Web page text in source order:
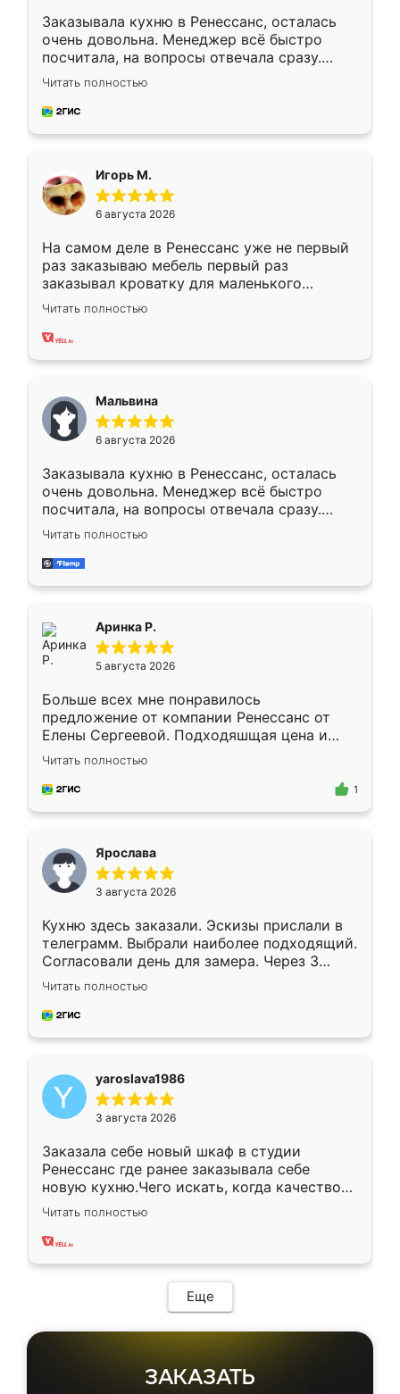
Заказывала кухню в Ренессанс, осталась
очень довольна. Менеджер всё быстро
посчитала, на вопросы отвечала сразу.
Замерщик приехал в субботу, подошёл к
делу со всей ответственностью. Собрали
за день, ребята работали аккуратно, даже
Читать полностью
Игорь М.
6 августа 2026
На самом деле в Ренессанс уже не первый
раз заказываю мебель первый раз
заказывал кроватку для маленького
ребёнка при его рождении ,во второй раз
заказал шкаф-купе. По качеству очень
хорошее сборка достаточно быстрая,
меньше, здесь же он более разнообразный.
Мне нравится ,если что-то потребуется из
мебели буду заказывать только здесь.
Читать полностью
Мальвина
6 августа 2026
Заказывала кухню в Ренессанс, осталась
очень довольна. Менеджер всё быстро
посчитала, на вопросы отвечала сразу.
Замерщик приехал в субботу, подошёл к
делу со всей ответственностью. Собрали
за день, ребята работали аккуратно, даже
Читать полностью
Аринка Р.
5 августа 2026
Больше всех мне понравилось
предложение от компании Ренессанс от
Елены Сергеевой. Подходяшщая цена и
короткие сроки изготовления. Приехавший
для замера сотрудник Владислав
предложил по моему эскизу самый
Читать полностью
1
Ярослава
3 августа 2026
Кухню здесь заказали. Эскизы прислали в
телеграмм. Выбрали наиболее подходящий.
Согласовали день для замера. Через 3
недели кухня была уже готова. Остались
довольны работой. Спасибо Ренессанс
мебель за качественную работу!
Читать полностью
yaroslava1986
3 августа 2026
Заказала себе новый шкаф в студии
Ренессанс где ранее заказывала себе
новую кухню.Чего искать, когда качеством
вполне довольна. Служит кухня уже почти
два года, нареканий нет.
Читать полностью
Еще
ЗАКАЗАТЬ